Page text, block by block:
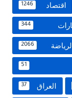
اقتصاد 1246
344
2066
51
العراق 37